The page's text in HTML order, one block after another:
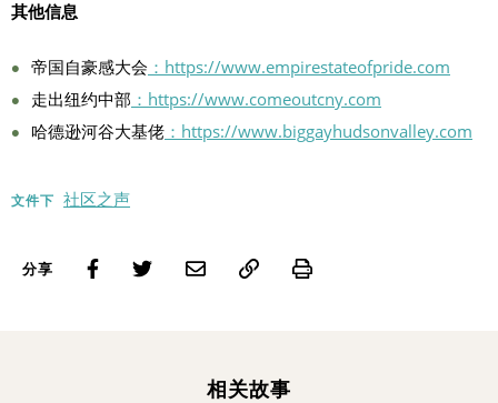
其他信息
帝国自豪感大会 ：https://www.empirestateofpride.com
走出纽约中部 ：https://www.comeoutcny.com
哈德逊河谷大基佬 ：https://www.biggayhudsonvalley.com
文件下 社区之声
分享 Print
相关故事